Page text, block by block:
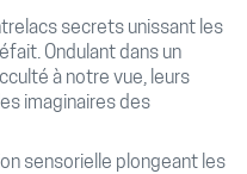
secrets unissant les
Ondulant dans un
à notre vue, leurs
imaginaires des
sensorielle plongeant les